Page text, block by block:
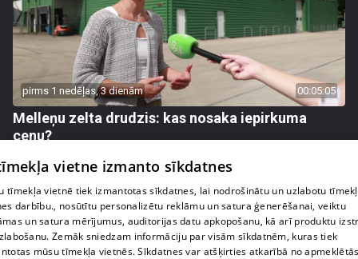
pirms 1 nedēļas, 3 dienām 00:05:05
Melleņu zelta drudzis: kas nosaka iepirkuma
cenu?
vietne izmanto sīkdatnes
tīmekļa vietnē tiek izmantotas sīkdatnes, lai nodrošinātu un uzlabotu
darbību., nosūtītu personalizētu reklāmu un satura ģenerēšanai, veiktu
un satura mērījumus, auditorijas datu apkopošanu, kā arī produktu
Zemāk sniedzam informāciju par visām sīkdatnēm, kuras tiek
mūsu tīmekļa vietnēs. Sīkdatnes var atšķirties atkarībā no